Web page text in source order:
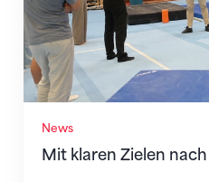
News
Mit klaren Zielen